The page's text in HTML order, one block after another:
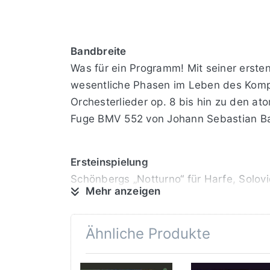
Bandbreite
Was für ein Programm! Mit seiner
wesentliche Phasen im Leben des
Orchesterlieder op. 8 bis hin zu den
Fuge BMV 552 von Johann Sebastian
Ersteinspielung
Schönbergs „Notturno“ für Harfe,
durch eine Zeitungsnotiz belegt: In
Uraufführung der „sehr
des Schönberg-Lehrers Alexander
Mehr anzeigen
Ähnliche Produkte